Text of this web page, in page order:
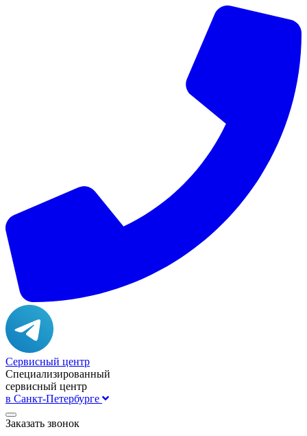
Сервисный центр
Специализированный
сервисный центр
в Санкт-Петербурге
Заказать звонок